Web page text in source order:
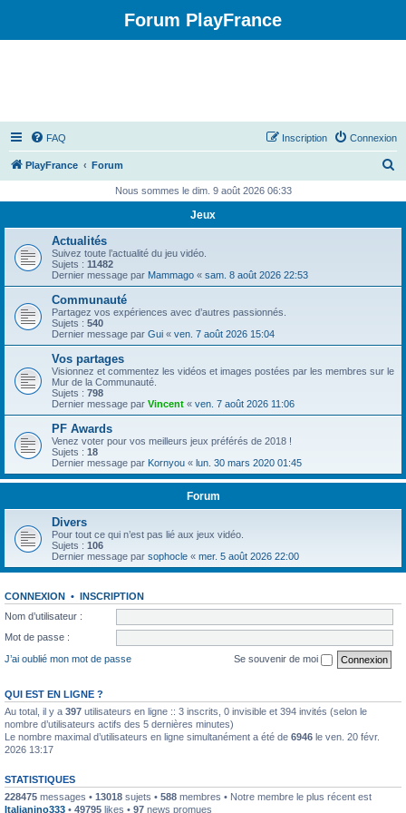
Forum PlayFrance
FAQ Connexion
Inscription
PlayFrance Forum
h
Nous sommes le dim. 9 août 2026 06:33
Jeux
Actualités
Suivez toute l’actualité du jeu vidéo.
Sujets : 11482
Dernier message par Mammago « sam. 8 août 2026 22:53
Communauté
Partagez vos expériences avec d’autres passionnés.
Sujets : 540
Dernier message par Gui « ven. 7 août 2026 15:04
Vos partages
Visionnez et commentez les vidéos et images postées par les membres sur le
Mur de la Communauté.
Sujets : 798
Dernier message par Vincent « ven. 7 août 2026 11:06
PF Awards
Venez voter pour vos meilleurs jeux préférés de 2018 !
Sujets : 18
Dernier message par Kornyou « lun. 30 mars 2020 01:45
Forum
Divers
Pour tout ce qui n’est pas lié aux jeux vidéo.
Sujets : 106
Dernier message par sophocle « mer. 5 août 2026 22:00
CONNEXION • INSCRIPTION
Nom d’utilisateur :
Mot de passe :
J’ai oublié mon mot de passe
Se souvenir de moi
QUI EST EN LIGNE ?
Au total, il y a 397 utilisateurs en ligne :: 3 inscrits, 0 invisible et 394 invités (selon le
nombre d’utilisateurs actifs des 5 dernières minutes)
Le nombre maximal d’utilisateurs en ligne simultanément a été de 6946 le ven. 20 févr.
2026 13:17
STATISTIQUES
228475 messages • 13018 sujets • 588 membres • Notre membre le plus récent est
Italianino333 • 49795 likes • 97 news promues